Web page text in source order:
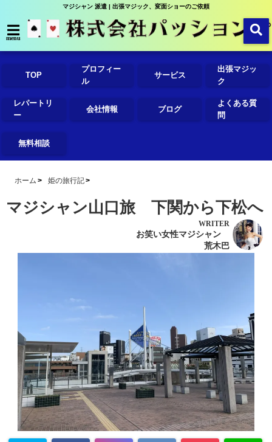
マジシャン 派遣 | 出張マジック、変面ショーのご依頼
menu
TOP
プロフィー
ル
サービス
出張マジッ
ク
レパートリ
ー
会社情報 ブログ
よくある質
問
無料相談
ホーム 姫の旅行記
マジシャン山口旅 下関から下松へ
WRITER
お笑い女性マジシャン
荒木巴